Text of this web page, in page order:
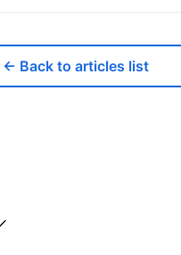
← Back to articles list